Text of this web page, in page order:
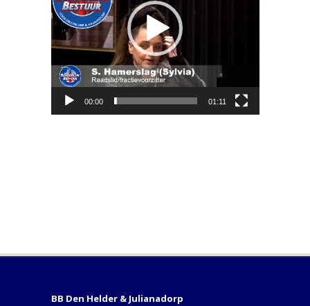
00:00 01:11
BB Den Helder & Julianadorp